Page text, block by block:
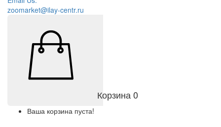
zoomarket@ilay-centr.ru
Корзина0
Ваша корзина пуста!